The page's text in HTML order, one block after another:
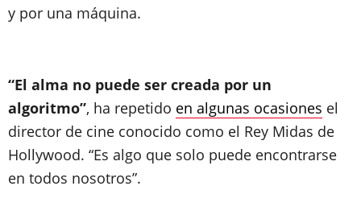
y por una máquina.
“El alma no puede ser creada por un
algoritmo”, ha repetido en algunas ocasiones el
director de cine conocido como el Rey Midas de
Hollywood. “Es algo que solo puede encontrarse
en todos nosotros”.